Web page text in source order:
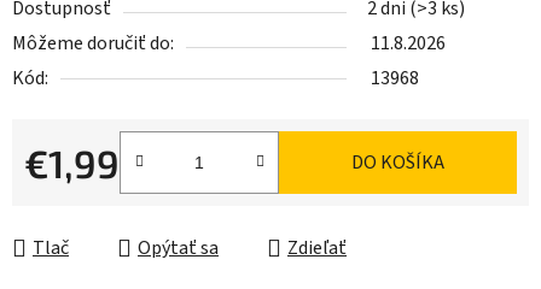
Dostupnosť 2 dni (>3 ks)
Môžeme doručiť do:
11.8.2026
Kód:
13968
€1,99
Jednotková cena:
DO KOŠÍKA
Tlač Opýtať sa Zdieľať